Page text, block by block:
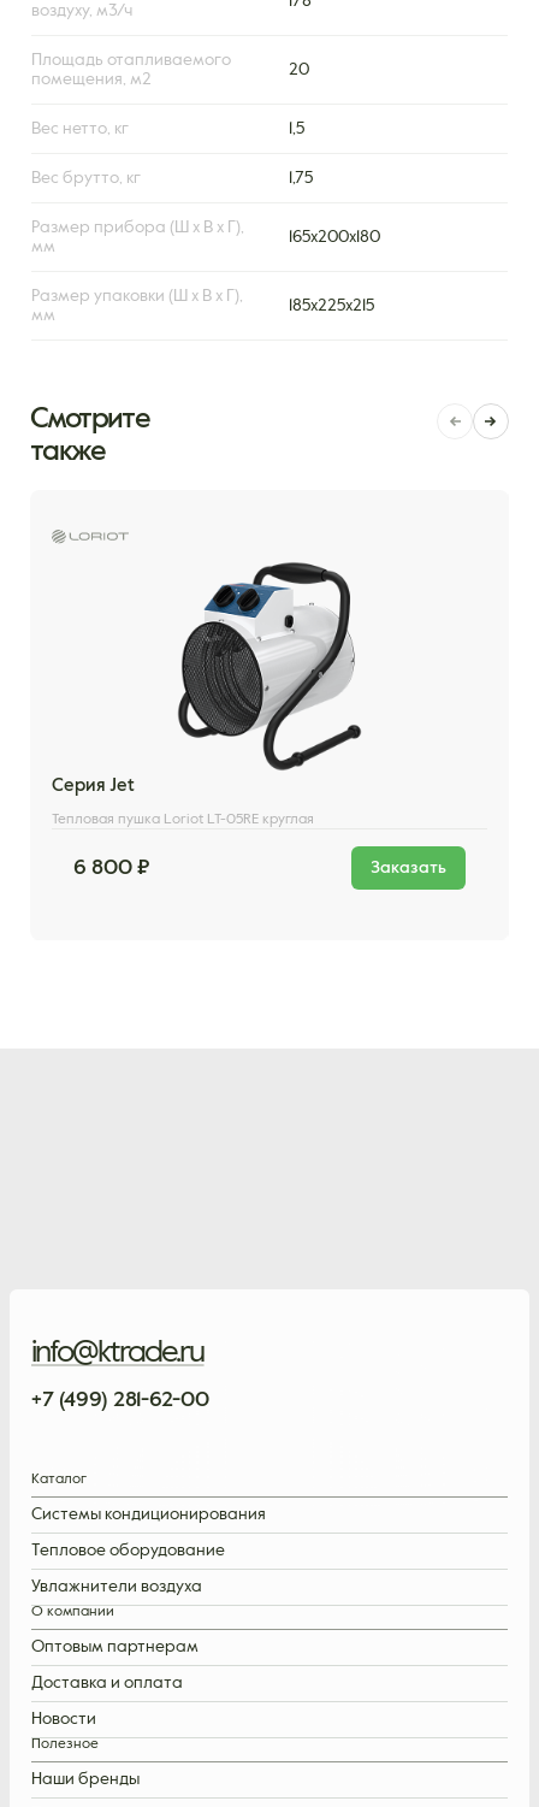
воздуху, м3/ч
Площадь отапливаемого
помещения, м2
20
Вес нетто, кг 1,5
Вес брутто, кг 1,75
Размер прибора (Ш х В х Г),
мм
165х200х180
Размер упаковки (Ш х В х Г),
мм
185х225х215
Смотрите
также
Серия Jet
Тепловая пушка Loriot LT-05RE круглая
6 800 ₽ Заказать
info@ktrade.ru
+7 (499) 281-62-00
Каталог
Системы кондиционирования
Тепловое оборудование
Увлажнители воздуха
О компании
Оптовым партнерам
Доставка и оплата
Новости
Полезное
Наши бренды